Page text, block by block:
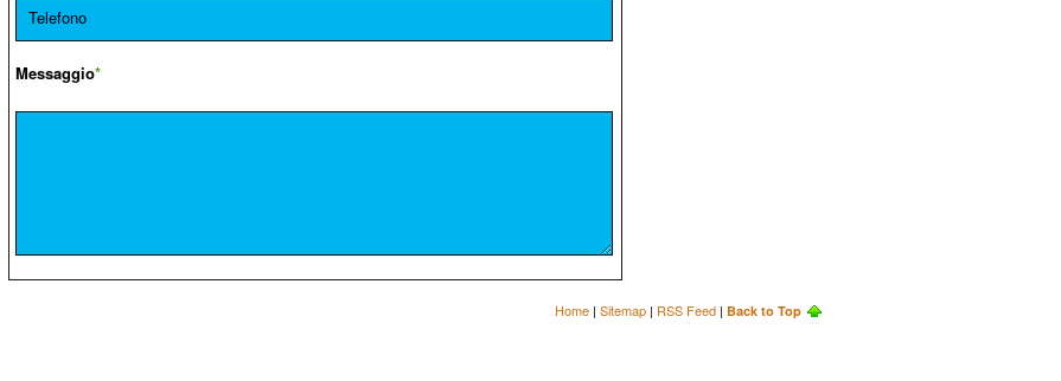
Messaggio*
Home | Sitemap | RSS Feed | Back to Top